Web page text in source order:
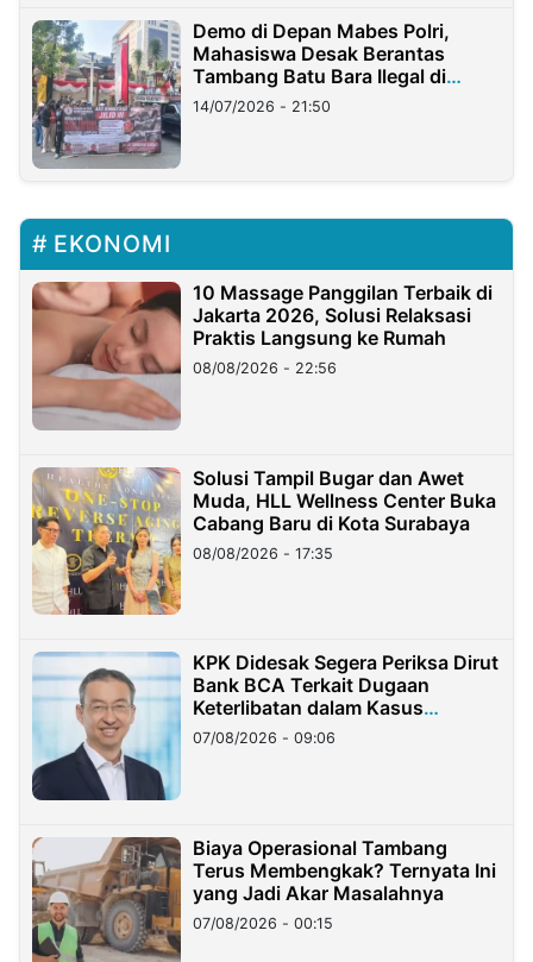
Demo di Depan Mabes Polri,
Mahasiswa Desak Berantas
Tambang Batu Bara Ilegal di
Lampung
14/07/2026 - 21:50
EKONOMI
10 Massage Panggilan Terbaik di
Jakarta 2026, Solusi Relaksasi
Praktis Langsung ke Rumah
08/08/2026 - 22:56
Solusi Tampil Bugar dan Awet
Muda, HLL Wellness Center Buka
Cabang Baru di Kota Surabaya
08/08/2026 - 17:35
KPK Didesak Segera Periksa Dirut
Bank BCA Terkait Dugaan
Keterlibatan dalam Kasus
Hilangnya Dana Nasabah Rp2,58
Miliar
07/08/2026 - 09:06
Biaya Operasional Tambang
Terus Membengkak? Ternyata Ini
yang Jadi Akar Masalahnya
07/08/2026 - 00:15